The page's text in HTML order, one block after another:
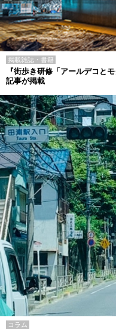
掲載雑誌・書籍
『街歩き研修「アールデコと
記事が掲載
コラム